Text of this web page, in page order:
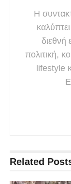
Η
διεθνή
πολιτική,
lifestyle
Related